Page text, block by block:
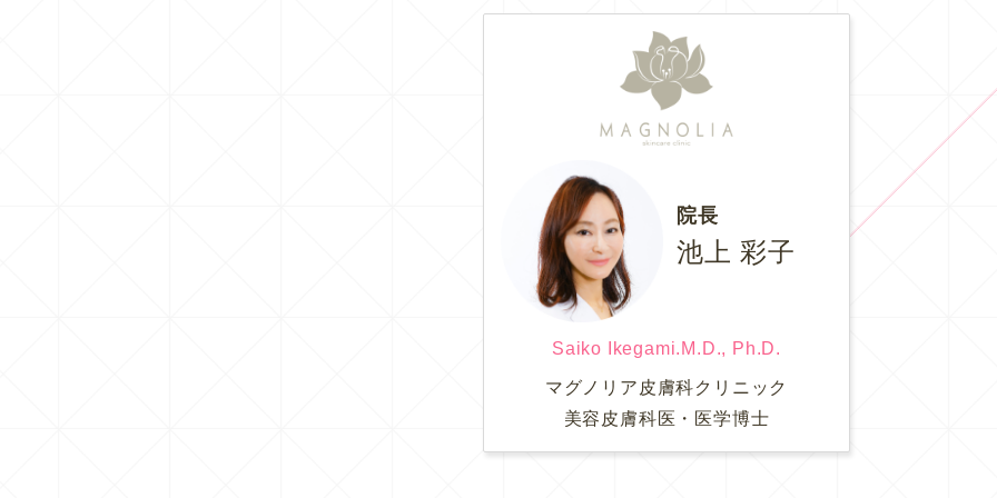
院長
池上 彩子
Saiko Ikegami.M.D., Ph.D.
マグノリア皮膚科クリニック
美容皮膚科医・医学博士